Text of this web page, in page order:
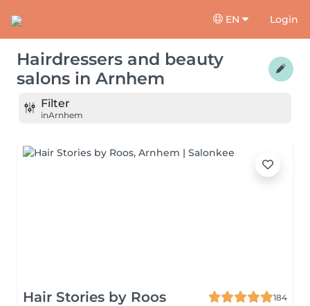
EN Login
Hairdressers and beauty
salons in Arnhem
Filter
inArnhem
Hair Stories by Roos
184